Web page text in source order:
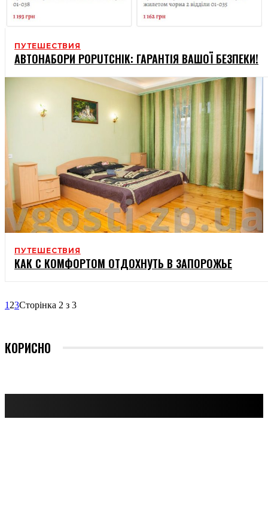
ПУТЕШЕСТВИЯ
АВТОНАБОРИ POPUTCHIK: ГАРАНТІЯ ВАШОЇ БЕЗПЕКИ!
ПУТЕШЕСТВИЯ
КАК С КОМФОРТОМ ОТДОХНУТЬ В ЗАПОРОЖЬЕ
1 23Сторінка 2 з 3
КОРИСНО